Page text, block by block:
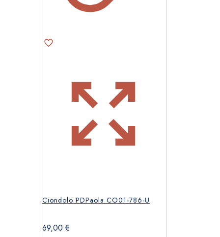
Ciondolo PDPaola CO01-786-U
69,00€